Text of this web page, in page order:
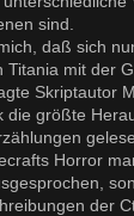
sind.
daß sich
mit der
Skriptautor
die größte
Horror
der